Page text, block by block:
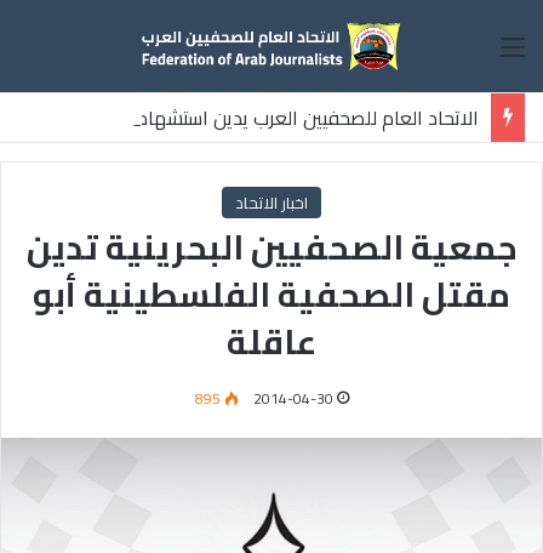
القائمة
الاتحاد العام للصحفيين العرب يدين استشهاد
ثلاثة صحفيين فلسطينيين باستهداف إسرائيلي وسط قطاع غزة
اخبار الاتحاد
جمعية الصحفيين البحرينية تدين
مقتل الصحفية الفلسطينية أبو
عاقلة
2014-04-30
895